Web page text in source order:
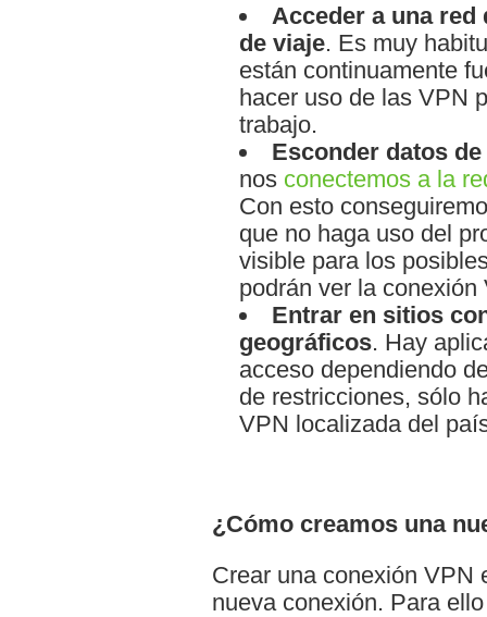
Acceder a una
de viaje. Es muy
están continuamente
hacer uso de las VPN
trabajo.
Esconder datos
nos conectemos a la
Con esto
que no haga uso del
visible para los
podrán ver la conexión
Entrar en sitios
geográficos. Hay
acceso dependiendo
de restricciones, sólo
VPN localizada del
¿Cómo creamos una
Crear una conexión VPN
nueva conexión. Para